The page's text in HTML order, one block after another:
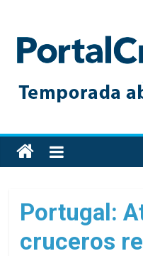
content
Toda
la
de
cruceros
en
Portugal:
cruceros